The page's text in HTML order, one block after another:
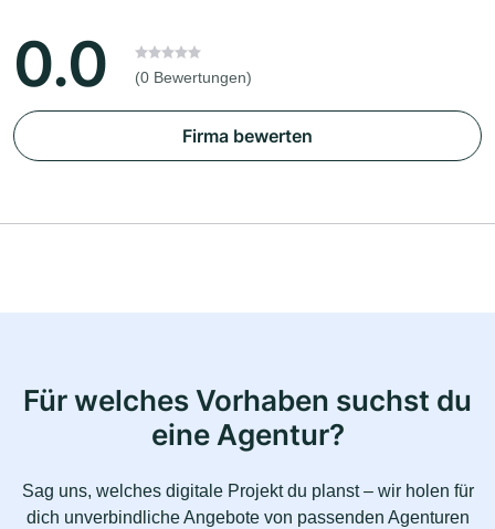
0.0 (0 Bewertungen)
Firma bewerten
Für welches Vorhaben suchst du
eine Agentur?
Sag uns, welches digitale Projekt du planst – wir holen für
dich unverbindliche Angebote von passenden Agenturen